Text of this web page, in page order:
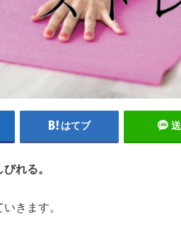
はてブ
れる。
きます。